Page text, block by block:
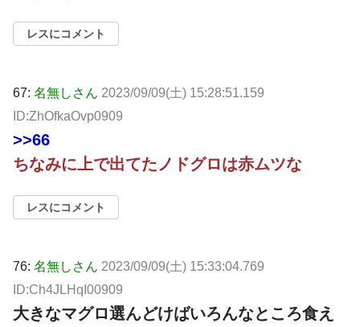
レスにコメント
67: 名無しさん 2023/09/09(土) 15:28:51.159
ID:ZhOfkaOvp0909
>>66
ちなみに上で出てたノドグロは赤ムツな
レスにコメント
76: 名無しさん 2023/09/09(土) 15:33:04.769
ID:Ch4JLHqI00909
大きなマグロ選んどけばいろんなところ食え